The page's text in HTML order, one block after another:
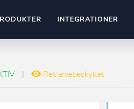
INTEGRATIONER
sætter grænsen
Reklamebeskyttet